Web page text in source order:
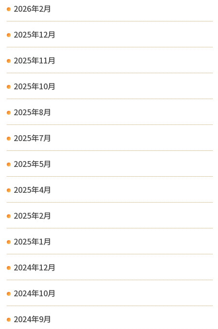
2026年2月
2025年12月
2025年11月
2025年10月
2025年8月
2025年7月
2025年5月
2025年4月
2025年2月
2025年1月
2024年12月
2024年10月
2024年9月